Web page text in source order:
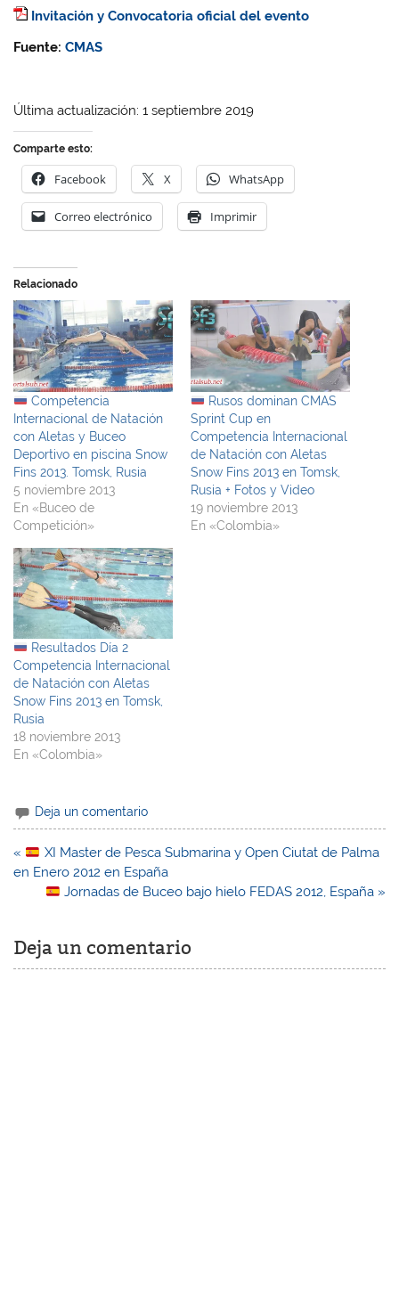
Invitación y Convocatoria oficial del evento
Fuente:CMAS
Última actualización: 1 septiembre 2019
Comparte esto:
Facebook X WhatsApp
Correo electrónico Imprimir
Relacionado
Competencia
Internacional de Natación
con Aletas y Buceo
Deportivo en piscina Snow
Fins 2013. Tomsk, Rusia
5 noviembre 2013
En «Buceo de
Competición»
Rusos dominan CMAS
Sprint Cup en
Competencia Internacional
de Natación con Aletas
Snow Fins 2013 en Tomsk,
Rusia + Fotos y Video
19 noviembre 2013
En «Colombia»
Resultados Día 2
Competencia Internacional
de Natación con Aletas
Snow Fins 2013 en Tomsk,
Rusia
18 noviembre 2013
En «Colombia»
Deja un comentario
Navegación
de
entradas
«
XI Master de Pesca Submarina y Open Ciutat de Palma
en Enero 2012 en España
Jornadas de Buceo bajo hielo FEDAS 2012, España »
Deja un comentario